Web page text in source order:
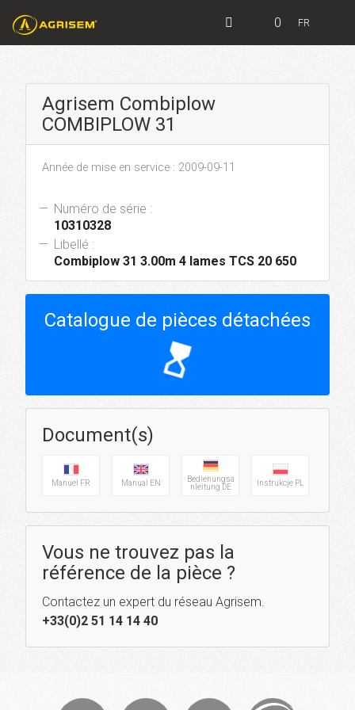
0 FR
Agrisem Combiplow
COMBIPLOW 31
Année de mise en service : 2009-09-11
Numéro de série :
10310328
Libellé :
Combiplow 31 3.00m 4 lames TCS 20 650
Catalogue de pièces détachées
hourglass_top
Document(s)
Manuel FR Manual EN
Bedienungsa
nleitung DE
Instrukcje PL
Vous ne trouvez pas la
référence de la pièce ?
Contactez un expert du réseau Agrisem.
+33(0)2 51 14 14 40